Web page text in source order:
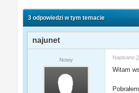
3 odpowiedzi w tym temacie
najunet
Nowy Napisano
Witam